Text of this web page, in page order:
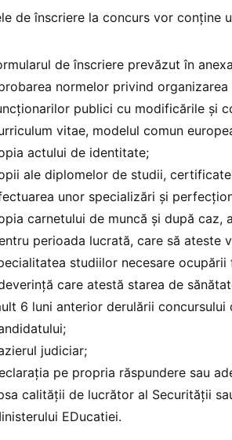
de înscriere la concurs vor conține
de înscriere prevăzut în
normelor privind
publici cu modificările și
vitae, modelul comun
actului de identitate;
ale diplomelor de studii,
unor specializări şi
carnetului de muncă şi după caz,
perioada lucrată, care să ateste
studiilor necesare
care atestă starea de
6 luni anterior derulării
judiciar;
pe propria răspundere sau
calităţii de lucrător al Securităţii
EDucatiei.